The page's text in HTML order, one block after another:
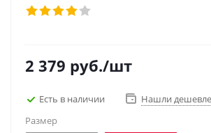
2 379 руб./шт
Есть в наличии
Нашли
Размер